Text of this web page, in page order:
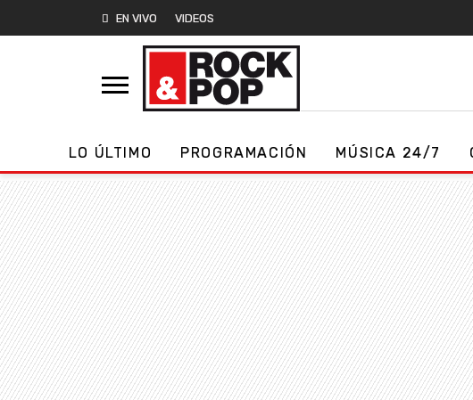
EN VIVO VIDEOS
LO ÚLTIMO PROGRAMACIÓN MÚSICA 24/7